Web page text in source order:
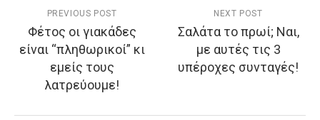
PREVIOUS POST
Φέτος οι γιακάδες
είναι “πληθωρικοί” κι
εμείς τους
λατρεύουμε!
NEXT POST
Σαλάτα το πρωί; Ναι,
με αυτές τις 3
υπέροχες συνταγές!